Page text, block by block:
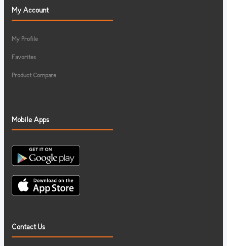
My Account
My Profile
Favorites
Product Compare
Mobile Apps
Contact Us